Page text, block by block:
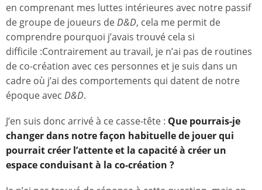
en comprenant mes luttes intérieures avec notre passif
de groupe de joueurs deD&D, cela me permit de
comprendre pourquoi j’avais trouvé cela si
difficile :Contrairement au travail, je n’ai pas de routines
de co-création avec ces personnes et je suis dans un
cadre où j’ai des comportements qui datent de notre
époque avec D&D.
J’en suis donc arrivé à ce casse-tête : Que pourrais-je
changer dans notre façon habituelle de jouer qui
pourrait créer l’attente et la capacité à créer un
espace conduisant à la co-création ?